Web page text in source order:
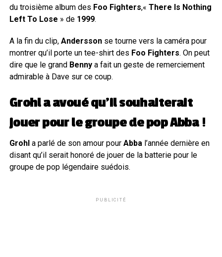
du troisième album des Foo Fighters,« There Is Nothing
Left To Lose » de 1999.
A la fin du clip, Anderssonse tourne vers la caméra pour
montrer qu’il porte un tee-shirt des Foo Fighters. On peut
dire que le grand Bennya fait un geste de remerciement
admirable à Dave sur ce coup.
Grohl a avoué qu’il souhaiterait
jouer pour le groupe de pop Abba !
Grohla parlé de son amour pour Abbal’année dernière en
disant qu’il serait honoré de jouer de la batterie pour le
groupe de pop légendaire suédois.
PUBLICITÉ